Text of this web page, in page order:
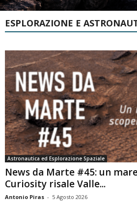
ESPLORAZIONE E
Astronautica ed Esplorazione Spaziale
News da Marte #45: un
Curiosity risale Valle...
Antonio Piras - 5 Agosto 2026